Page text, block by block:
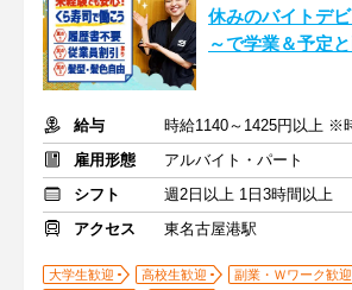
休みのバイトデ
～で学業＆予定と
給与
時給1140～1425円以上 ※
雇用形態
アルバイト・パート
シフト
週2日以上 1日3時間以上
アクセス
東名古屋港駅
大学生歓迎 高校生歓迎
副業・Ｗワーク歓迎